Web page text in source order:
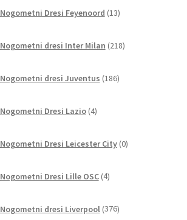
Nogometni Dresi Feyenoord 13izdelkov
Nogometni dresi Inter Milan 218izdelkov
Nogometni dresi Juventus 186izdelkov
Nogometni Dresi Lazio 4izdelki
Nogometni Dresi Leicester City 0izdelkov
Nogometni Dresi Lille OSC 4izdelki
Nogometni dresi Liverpool 376izdelkov